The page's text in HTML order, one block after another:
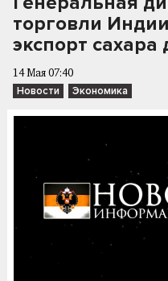
торговли
экспорт сахара
14 Мая 07:40
Новости Экономика